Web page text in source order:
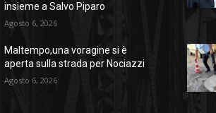
insieme a Salvo Piparo
Agosto 6, 2026
Maltempo,una voragine si è
aperta sulla strada per Nociazzi
Agosto 6, 2026